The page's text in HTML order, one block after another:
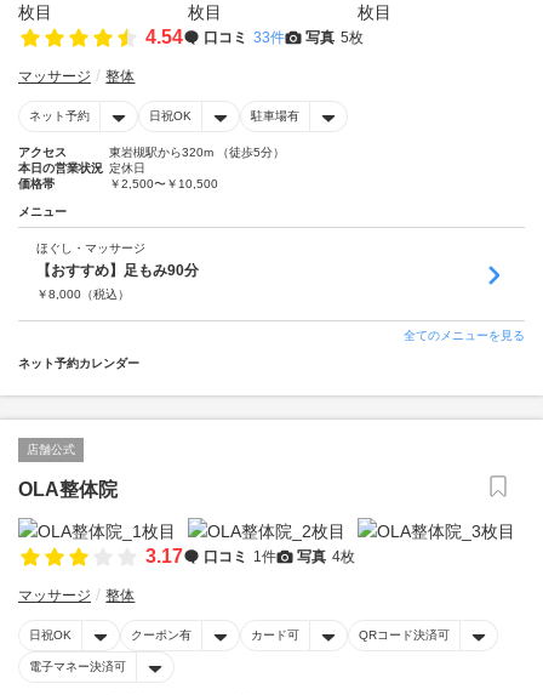
4.54 口コミ 33件 写真 5枚
マッサージ 整体
ネット予約 日祝OK 駐車場有
アクセス
東岩槻駅から320m （徒歩5分）
本日の営業状況 定休日
価格帯
￥2,500〜￥10,500
メニュー
ほぐし・マッサージ
【おすすめ】足もみ90分
￥8,000 （税込）
全てのメニューを見る
ネット予約カレンダー
店舗公式
OLA整体院
3.17 口コミ 1件 写真 4枚
マッサージ 整体
日祝OK クーポン有 カード可 QRコード決済可
電子マネー決済可